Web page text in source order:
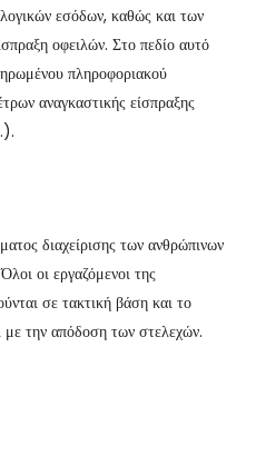
εσόδων, καθώς και των
οφειλών. Στο πεδίο αυτό
πληροφοριακού
αναγκαστικής είσπραξης
διαχείρισης των ανθρώπινων
οι εργαζόμενοι της
σε τακτική βάση και το
με την απόδοση των στελεχών.